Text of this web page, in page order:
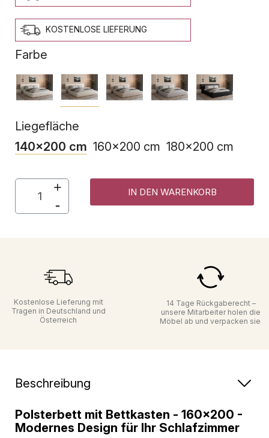
KOSTENLOSE LIEFERUNG
Farbe
Liegefläche
140x200 cm 160x200 cm 180x200 cm
IN DEN WARENKORB
Kostenlose Lieferung mit
Tragen in Deutschland und
Österreich
14 Tage Rückgaberecht –
unsere Mitarbeiter holen die
Möbel ab und verpacken sie
Beschreibung
Polsterbett mit Bettkasten - 160x200 -
Modernes Design für Ihr Schlafzimmer